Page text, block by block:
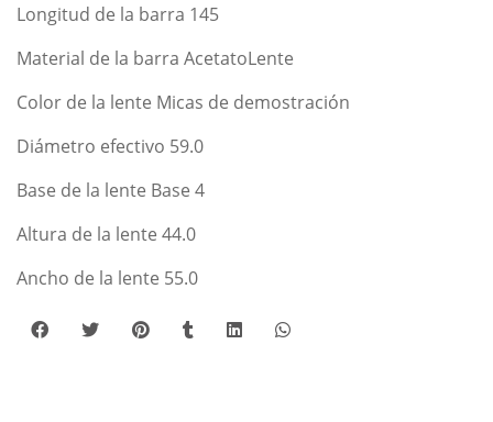
Longitud de la barra 145
Material de la barra AcetatoLente
Color de la lente Micas de demostración
Diámetro efectivo 59.0
Base de la lente Base 4
Altura de la lente 44.0
Ancho de la lente 55.0